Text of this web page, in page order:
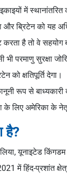
में
और ब्रिटेन को यह
करता है तो वे
भी परमाणु सुरक्षा
को क्षतिपूर्ति देगा।
रूप से बाध्यकारी
लिए अमेरिका के
है?
यूनाइटेड किंगडम
में हिंद-प्रशांत